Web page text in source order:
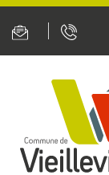
Panneau de